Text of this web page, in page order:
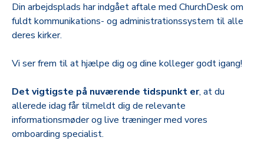
Din arbejdsplads har indgået aftale med ChurchDesk om
fuldt kommunikations- og administrationssystem til alle
deres kirker.
Vi ser frem til at hjælpe dig og dine kolleger godt igang!
Det vigtigste på nuværende tidspunkt er, at du
allerede idag får tilmeldt dig de relevante
informationsmøder og live træninger med vores
omboarding specialist.